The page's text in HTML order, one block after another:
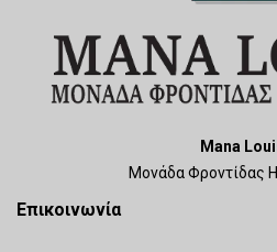
Mana
Μονάδα Φροντίδας
Επικοινωνία